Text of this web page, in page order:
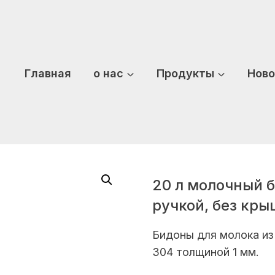
Главная о нас Продукты
20 л молочный
ручкой, без
Бидоны для молока
304 толщиной 1 мм.